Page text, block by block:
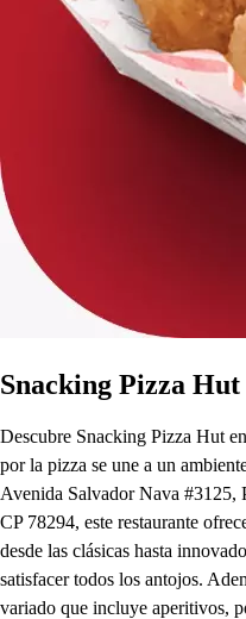
Snacking Pizza
Descubre Snacking Pizza Hut
por la pizza se une a un
Avenida Salvador Nava #3125,
CP 78294, este restaurante
desde las clásicas hasta
satisfacer todos los antojos.
variado que incluye aperitivos,